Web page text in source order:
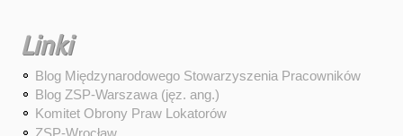
Linki
Blog Międzynarodowego Stowarzyszenia Pracowników
Blog ZSP-Warszawa (jęz. ang.)
Komitet Obrony Praw Lokatorów
ZSP-Wrocław